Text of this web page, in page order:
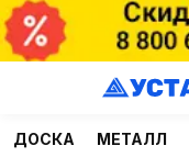
ДОСКА МЕТАЛЛ